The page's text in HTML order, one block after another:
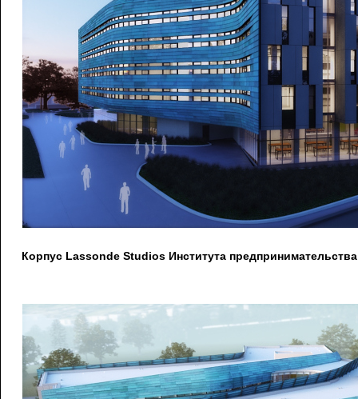
Корпус Lassonde Studios Института